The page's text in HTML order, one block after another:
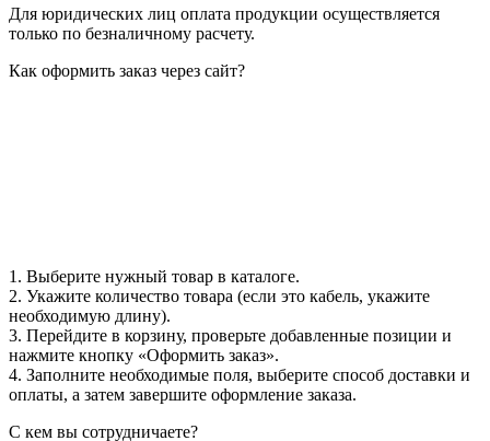
Для юридических лиц оплата продукции осуществляется
только по безналичному расчету.
Как оформить заказ через сайт?
1. Выберите нужный товар в каталоге.
2. Укажите количество товара (если это кабель, укажите
необходимую длину).
3. Перейдите в корзину, проверьте добавленные позиции и
нажмите кнопку «Оформить заказ».
4. Заполните необходимые поля, выберите способ доставки и
оплаты, а затем завершите оформление заказа.
С кем вы сотрудничаете?